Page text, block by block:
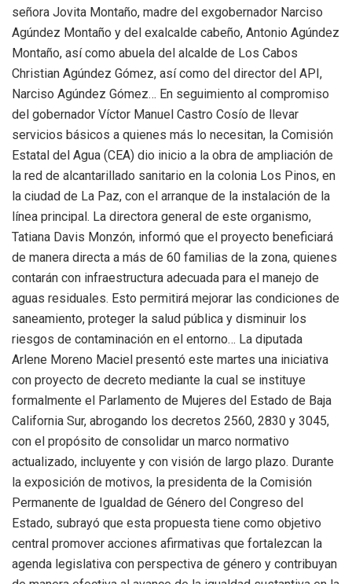
señora Jovita Montaño, madre del exgobernador Narciso
Agúndez Montaño y del exalcalde cabeño, Antonio Agúndez
Montaño, así como abuela del alcalde de Los Cabos
Christian Agúndez Gómez, así como del director del API,
Narciso Agúndez Gómez… En seguimiento al compromiso
del gobernador Víctor Manuel Castro Cosío de llevar
servicios básicos a quienes más lo necesitan, la Comisión
Estatal del Agua (CEA) dio inicio a la obra de ampliación de
la red de alcantarillado sanitario en la colonia Los Pinos, en
la ciudad de La Paz, con el arranque de la instalación de la
línea principal. La directora general de este organismo,
Tatiana Davis Monzón, informó que el proyecto beneficiará
de manera directa a más de 60 familias de la zona, quienes
contarán con infraestructura adecuada para el manejo de
aguas residuales. Esto permitirá mejorar las condiciones de
saneamiento, proteger la salud pública y disminuir los
riesgos de contaminación en el entorno… La diputada
Arlene Moreno Maciel presentó este martes una iniciativa
con proyecto de decreto mediante la cual se instituye
formalmente el Parlamento de Mujeres del Estado de Baja
California Sur, abrogando los decretos 2560, 2830 y 3045,
con el propósito de consolidar un marco normativo
actualizado, incluyente y con visión de largo plazo. Durante
la exposición de motivos, la presidenta de la Comisión
Permanente de Igualdad de Género del Congreso del
Estado, subrayó que esta propuesta tiene como objetivo
central promover acciones afirmativas que fortalezcan la
agenda legislativa con perspectiva de género y contribuyan